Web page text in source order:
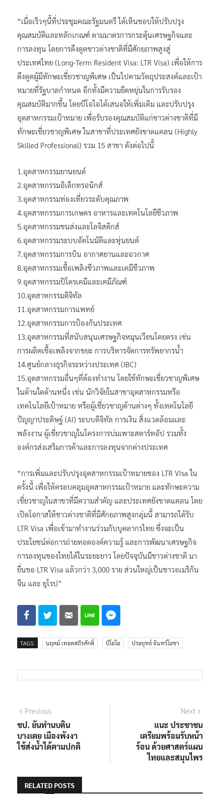
“เมื่อเร็วๆนี้ที่ประชุมคณะรัฐมนตรี ได้เห็นชอบให้ปรับปรุง
คุณสมบัติและหลักเกณฑ์ ตามมาตรการกระตุ้นเศรษฐกิจและ
การลงทุน โดยการดึงดูดชาวต่างชาติที่มีศักยภาพสูงสู่
ประเทศไทย (Long-Term Resident Visa: LTR Visa) เพื่อให้การ
ดึงดูดผู้มีทักษะเชี่ยวชาญพิเศษ เป็นไปตามวัตถุประสงค์และเป้า
หมายที่รัฐบาลกำหนด อีกทั้งมีความยืดหยุ่นในการรับรอง
คุณสมบัติมากขึ้น โดยบีโอไอได้เสนอให้เพิ่มเติม และปรับปรุง
อุตสาหกรรมเป้าหมาย เพื่อรับรองคุณสมบัติแก่ชาวต่างชาติที่มี
ทักษะเชี่ยวชาญพิเศษ ในสาขาที่ประเทศยังขาดแคลน (Highly
Skilled Professional) รวม 15 สาขา ดังต่อไปนี้
1.อุตสาหกรรมยานยนต์
2.อุตสาหกรรมอิเล็กทรอนิกส์
3.อุตสาหกรรมท่องเที่ยวระดับคุณภาพ
4.อุตสาหกรรมการเกษตร อาหารและเทคโนโลยีชีวภาพ
5.อุตสาหกรรมขนส่งและโลจิสติกส์
6.อุตสาหกรรมระบบอัตโนมัติและหุ่นยนต์
7.อุตสาหกรรมการบิน อากาศยานและอวกาศ
8.อุตสาหกรรมเชื้อเพลิงชีวภาพและเคมีชีวภาพ
9.อุตสาหกรรมปิโตรเคมีและเคมีภัณฑ์
10.อุตสาหกรรมดิจิทัล
11.อุตสาหกรรมการแพทย์
12.อุตสาหกรรมการป้องกันประเทศ
13.อุตสาหกรรมที่สนับสนุนเศรษฐกิจหมุนเวียนโดยตรง เช่น
การผลิตเชื้อเพลิงจากขยะ การบริหารจัดการทรัพยากรน้ำ
14.ศูนย์กลางธุรกิจระหว่างประเทศ (IBC)
15.อุตสาหกรรมอื่นๆที่ต้องทำงาน โดยใช้ทักษะเชี่ยวชาญพิเศษ
ในด้านใดด้านหนึ่ง เช่น นักวิจัยในสาขาอุตสาหกรรมหรือ
เทคโนโลยีเป้าหมาย หรือผู้เชี่ยวชาญด้านต่างๆ ทั้งเทคโนโลยี
ปัญญาประดิษฐ์ (AI) ระบบดิจิทัล การเงิน สิ่งแวดล้อมและ
พลังงาน ผู้เชี่ยวชาญในโครงการบ่มเพาะสตาร์ทอัป รวมทั้ง
องค์กรส่งเสริมการค้าและการลงทุนจากต่างประเทศ
“การเพิ่มและปรับปรุงอุตสาหกรรมเป้าหมายของ LTR Visa ใน
ครั้งนี้ เพื่อให้ครอบคลุมอุตสาหกรรมเป้าหมาย และทักษะความ
เชี่ยวชาญในสาขาที่มีความสำคัญ และประเทศยังขาดแคลน โดย
เปิดโอกาสให้ชาวต่างชาติที่มีศักยภาพสูงกลุ่มนี้ สามารถได้รับ
LTR Visa เพื่อเข้ามาทำงานร่วมกับบุคลากรไทย ซึ่งจะเป็น
ประโยชน์ต่อการถ่ายทอดองค์ความรู้ และการพัฒนาเศรษฐกิจ
การลงทุนของไทยได้ในระยะยาว โดยปัจจุบันมีชาวต่างชาติ มา
ยื่นขอ LTR Visa แล้วกว่า 3,000 ราย ส่วนใหญ่เป็นชาวอเมริกัน
จีน และ ยุโรป”
TAGS: นฤตม์ เทอดสถีรศักดิ์ บีโอไอ ประยุทธ์ จันทร์โอชา
แนะแนว
เรื่อง
PreviousPrevious
post:
ชป. ยันทำนบดิน
บางเตย เมืองพังงา
ใช้ส่งน้ำได้ตามปกติ
Next
post:
แนะ ประชาชน
เตรียมพร้อมรับหน้า
ร้อน ด้วยศาสตร์แผน
ไทยและสมุนไพร
RELATED POSTS